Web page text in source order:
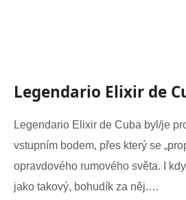
Legendario Elixir de
Legendario Elixir de Cuba byl/je
vstupním bodem, přes který se
opravdového rumového světa. I
jako takový, bohudík za něj.…